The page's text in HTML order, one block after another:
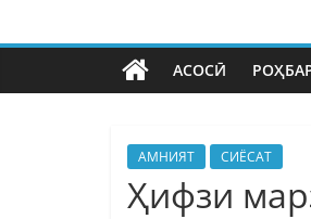
АСОСӢ
АМНИЯТ СИЁСАТ
Ҳифзи